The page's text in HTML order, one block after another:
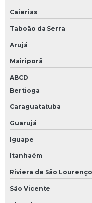
Caierias
Taboão da Serra
Arujá
Mairiporã
ABCD
Bertioga
Caraguatatuba
Guarujá
Iguape
Itanhaém
Riviera de São Lourenço
São Vicente